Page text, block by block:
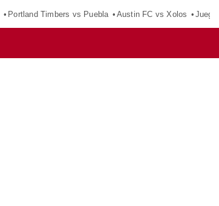
Portland Timbers vs Puebla Austin FC vs Xolos